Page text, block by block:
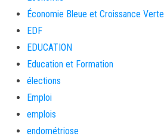
Économie Bleue et Croissance Verte
EDF
EDUCATION
Education et Formation
élections
Emploi
emplois
endométriose